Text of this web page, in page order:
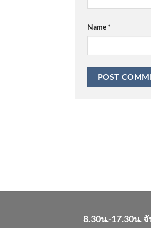
Name*
8.30น.-17.30น.